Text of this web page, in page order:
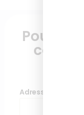
Pour
Adresse de